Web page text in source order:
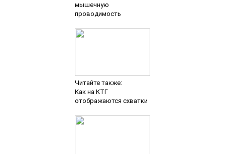
мышечную
проводимость
Читайте также:
Как на КТГ
отображаются схватки